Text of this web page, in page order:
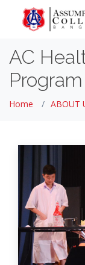
AC
Program
Home ABOUT